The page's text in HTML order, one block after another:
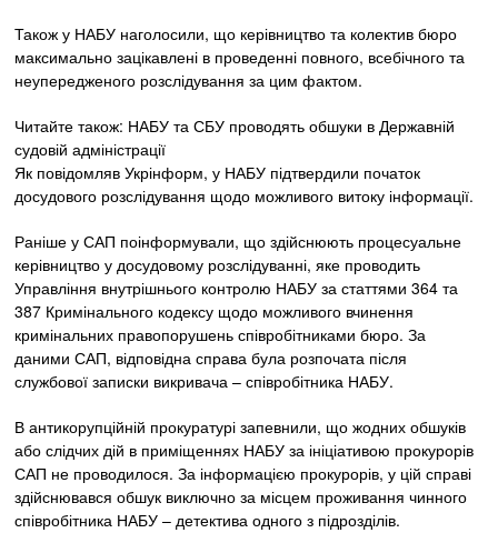
Також у НАБУ наголосили, що керівництво та колектив бюро
максимально зацікавлені в проведенні повного, всебічного та
неупередженого розслідування за цим фактом.
Читайте також: НАБУ та СБУ проводять обшуки в Державній
судовій адміністрації
Як повідомляв Укрінформ, у НАБУ підтвердили початок
досудового розслідування щодо можливого витоку інформації.
Раніше у САП поінформували, що здійснюють процесуальне
керівництво у досудовому розслідуванні, яке проводить
Управління внутрішнього контролю НАБУ за статтями 364 та
387 Кримінального кодексу щодо можливого вчинення
кримінальних правопорушень співробітниками бюро. За
даними САП, відповідна справа була розпочата після
службової записки викривача – співробітника НАБУ.
В антикорупційній прокуратурі запевнили, що жодних обшуків
або слідчих дій в приміщеннях НАБУ за ініціативою прокурорів
САП не проводилося. За інформацією прокурорів, у цій справі
здійснювався обшук виключно за місцем проживання чинного
співробітника НАБУ – детектива одного з підрозділів.